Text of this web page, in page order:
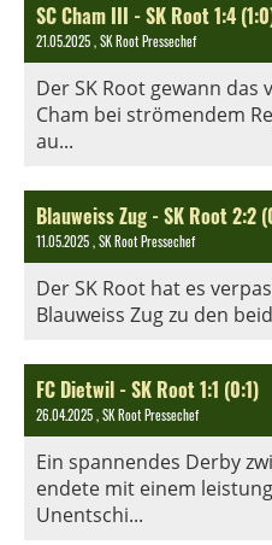
SC Cham III - SK Root 1:4
21.05.2025, SK Root Pressechef
Der SK Root gewann das
Cham bei strömendem
au...
Blauweiss Zug - SK Root 2:2
11.05.2025, SK Root Pressechef
Der SK Root hat es
Blauweiss Zug zu den
FC Dietwil - SK Root 1:1 (0:1)
26.04.2025, SK Root Pressechef
Ein spannendes Derby
endete mit einem
Unentschi...